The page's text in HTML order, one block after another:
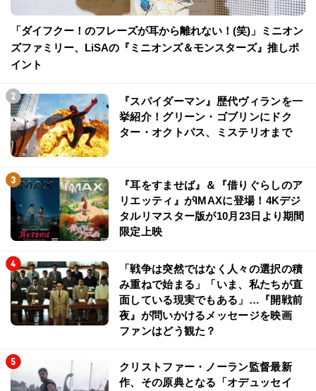
「ダイフクー！のフレーズが耳から離れない！(笑)」ミニオン
ズファミリー、LiSAの『ミニオンズ＆モンスターズ』推しポ
イント
『スパイダーマン』歴代ヴィランを一
挙紹介！グリーン・ゴブリンにドク
ター・オクトパス、ミステリオまで
『耳をすませば』＆『借りぐらしのア
リエッティ』がIMAXに登場！4Kデジ
タルリマスター版が10月23日より期間
限定上映
「戦争は突然ではなく人々の選択の積
み重ねで始まる」「いま、私たちが直
面している現実でもある」…『開戦前
夜』が問いかけるメッセージを映画
ファンはどう観た？
クリストファー・ノーラン監督最新
作、その原典となる「オデュッセイ